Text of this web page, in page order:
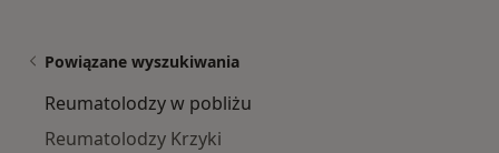
Powiązane wyszukiwania
Reumatolodzy w pobliżu
Reumatolodzy Krzyki